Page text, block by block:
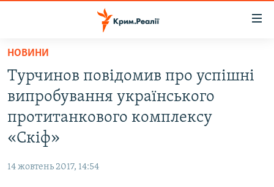
Перейти
основного
матеріалу
Перейти
до
основної
Перейти
ВОДА.КРИМ
ВІДЕО ТА ФОТО
ПОЛІТИКА
НОВИНИ
Турчинов повідомив про успішні
випробування українського
протитанкового комплексу
«Скіф»
14 жовтень 2017, 14:54